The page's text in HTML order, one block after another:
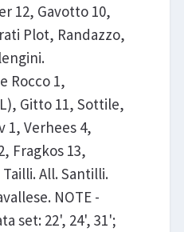
12, Gavotto 10,
Plot, Randazzo,
Rocco 1,
Gitto 11, Sottile,
1, Verhees 4,
Fragkos 13,
All. Santilli.
NOTE -
set: 22', 24', 31';